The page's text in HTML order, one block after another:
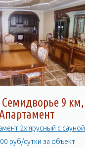
9 км,
2х ярусный с сауной
руб/сутки за объект